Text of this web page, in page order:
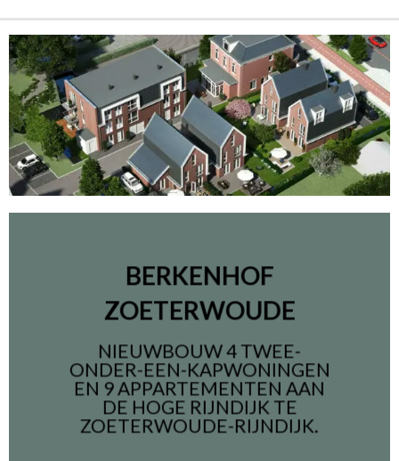
BERKENHOF
ZOETERWOUDE
NIEUWBOUW 4 TWEE-
ONDER-EEN-KAPWONINGEN
EN 9 APPARTEMENTEN AAN
DE HOGE RIJNDIJK TE
ZOETERWOUDE-RIJNDIJK.